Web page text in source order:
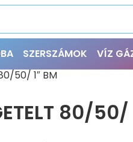
SZERSZÁMOK VÍZ
50/ 1″ BM
80/50/